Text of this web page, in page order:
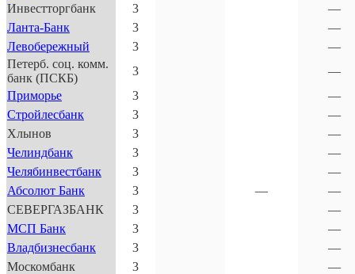
Инвестторгбанк
3
—
Ланта-Банк
3
—
Левобережный
3
—
Петерб. соц. комм.
банк (ПСКБ)
3
—
Приморье
3
—
Стройлесбанк
3
—
Хлынов
3
—
Челиндбанк
3
—
Челябинвестбанк
3
—
Абсолют Банк
3 —
—
СЕВЕРГАЗБАНК
3
—
МСП Банк
3
—
Владбизнесбанк
3
—
Москомбанк
3
—